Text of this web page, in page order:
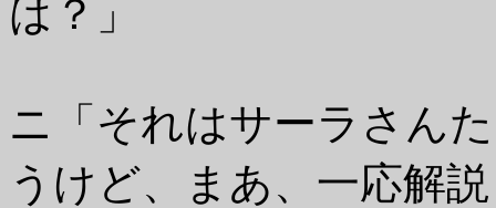
は？」
ニ「それはサーラさん
うけど、まあ、一応解